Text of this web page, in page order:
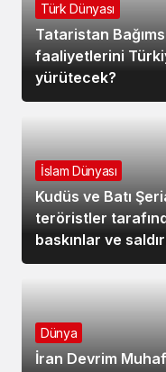
Türk Dünyası
Tataristan
faaliyetlerini
yürütecek?
İslam Dünyası
Kudüs ve Batı
teröristler
baskınlar ve
Dünya
İran Devrim